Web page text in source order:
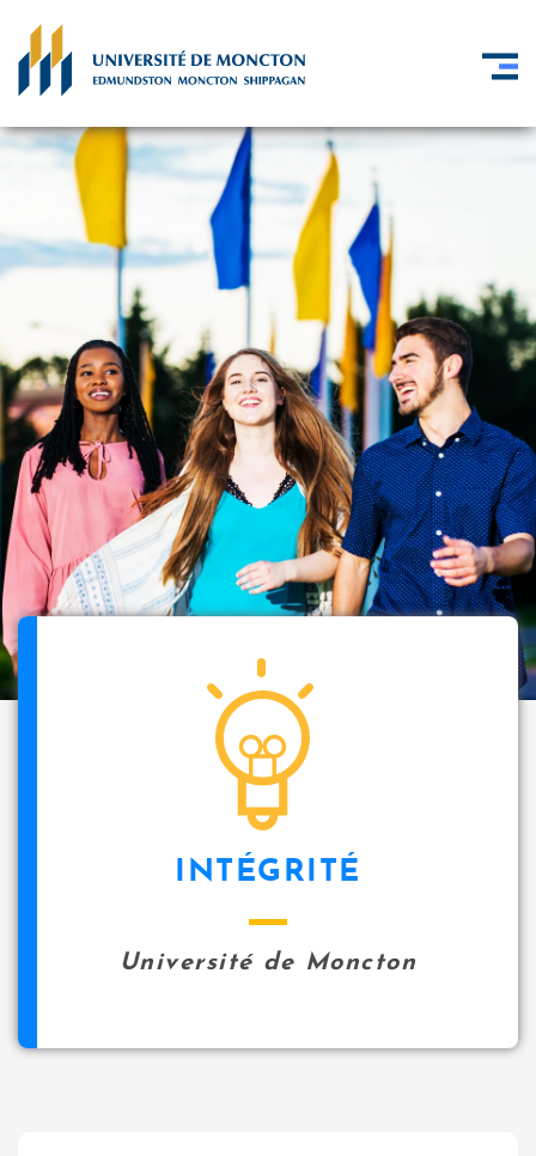
INTÉGRITÉ
Université de Moncton